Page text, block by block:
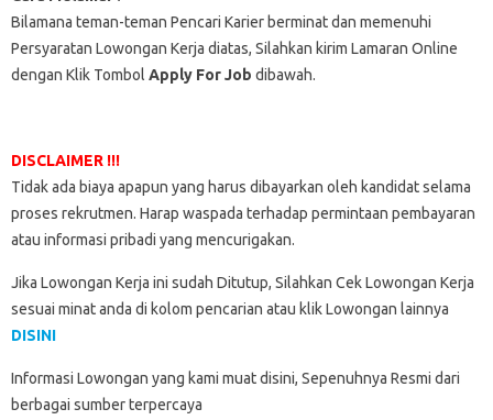
Bilamana teman-teman Pencari Karier berminat dan memenuhi
Persyaratan Lowongan Kerja diatas, Silahkan kirim Lamaran Online
dengan Klik Tombol Apply For Job dibawah.
DISCLAIMER !!!
Tidak ada biaya apapun yang harus dibayarkan oleh kandidat selama
proses rekrutmen. Harap waspada terhadap permintaan pembayaran
atau informasi pribadi yang mencurigakan.
Jika Lowongan Kerja ini sudah Ditutup, Silahkan Cek Lowongan Kerja
sesuai minat anda di kolom pencarian atau klik Lowongan lainnya
DISINI
Informasi Lowongan yang kami muat disini, Sepenuhnya Resmi dari
berbagai sumber terpercaya